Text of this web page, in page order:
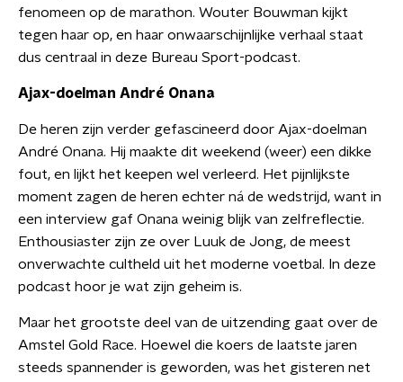
fenomeen op de marathon. Wouter Bouwman kijkt
tegen haar op, en haar onwaarschijnlijke verhaal staat
dus centraal in deze Bureau Sport-podcast.
Ajax-doelman André Onana
De heren zijn verder gefascineerd door Ajax-doelman
André Onana. Hij maakte dit weekend (weer) een dikke
fout, en lijkt het keepen wel verleerd. Het pijnlijkste
moment zagen de heren echter ná de wedstrijd, want in
een interview gaf Onana weinig blijk van zelfreflectie.
Enthousiaster zijn ze over Luuk de Jong, de meest
onverwachte cultheld uit het moderne voetbal. In deze
podcast hoor je wat zijn geheim is.
Maar het grootste deel van de uitzending gaat over de
Amstel Gold Race. Hoewel die koers de laatste jaren
steeds spannender is geworden, was het gisteren net